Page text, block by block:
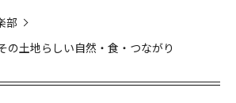
部
の土地らしい自然・食・つながり